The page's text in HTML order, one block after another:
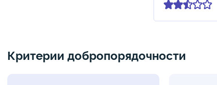
Критерии добропорядочности